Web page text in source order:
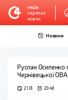
медіа
гарячих
новин
Новини
Руслан Осипенко
Чернівецької ОВА
21.01 20:40